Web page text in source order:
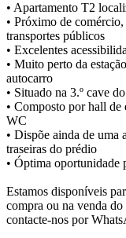
• Apartamento T2
• Próximo de comércio,
transportes públicos
• Excelentes
• Muito perto da
autocarro
• Situado na 3.º cave
• Composto por hall de
WC
• Dispõe ainda de uma
traseiras do prédio
• Óptima oportunidade
Estamos disponíveis
compra ou na venda
contacte-nos por